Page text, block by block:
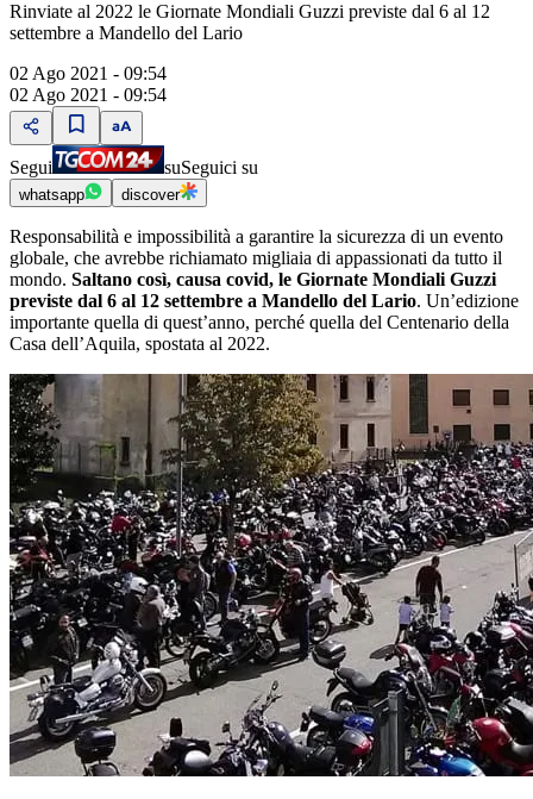
Rinviate al 2022 le Giornate Mondiali Guzzi previste dal 6 al 12
settembre a Mandello del Lario
02 Ago 2021 - 09:54
02 Ago 2021 - 09:54
Segui suSeguici su
whatsapp discover
Responsabilità e impossibilità a garantire la sicurezza di un evento
globale, che avrebbe richiamato migliaia di appassionati da tutto il
mondo. Saltano così, causa covid, le Giornate Mondiali Guzzi
previste dal 6 al 12 settembre a Mandello del Lario. Unʼedizione
importante quella di questʼanno, perché quella del Centenario della
Casa dellʼAquila, spostata al 2022.